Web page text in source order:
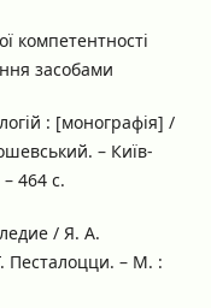
компетентності
засобами
: [монографія] /
– Київ-
464 с.
/ Я. А.
Песталоцци. – М. :